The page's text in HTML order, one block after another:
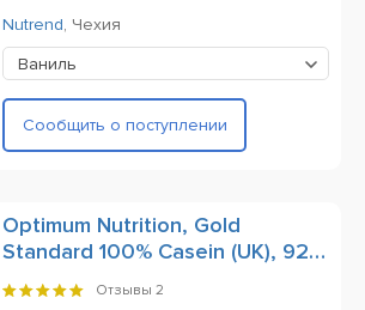
Nutrend, Чехия
Ваниль
Сообщить о поступлении
Optimum Nutrition, Gold
Standard 100% Casein (UK), 924
g
Отзывы 2